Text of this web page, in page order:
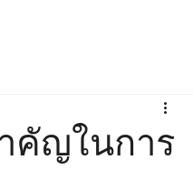
คัญในการ